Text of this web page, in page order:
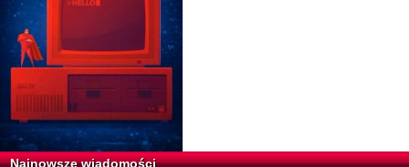
Najnowsze wiadomości